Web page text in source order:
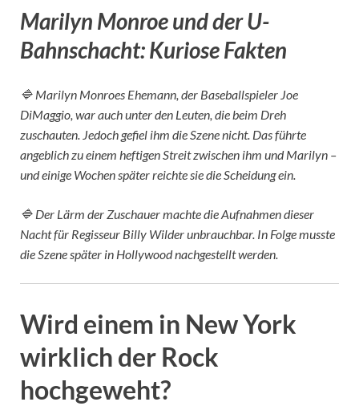
Marilyn Monroe und der U-
Bahnschacht: Kuriose Fakten
🔷 Marilyn Monroes Ehemann, der Baseballspieler Joe
DiMaggio, war auch unter den Leuten, die beim Dreh
zuschauten. Jedoch gefiel ihm die Szene nicht. Das führte
angeblich zu einem heftigen Streit zwischen ihm und Marilyn –
und einige Wochen später reichte sie die Scheidung ein.
🔷 Der Lärm der Zuschauer machte die Aufnahmen dieser
Nacht für Regisseur Billy Wilder unbrauchbar. In Folge musste
die Szene später in Hollywood nachgestellt werden.
Wird einem in New York
wirklich der Rock
hochgeweht?